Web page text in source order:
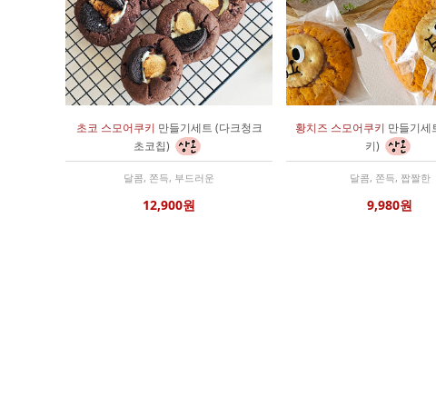
초코 스모어쿠키 만들기세트 (다크청크
초코칩)
달콤, 쫀득, 부드러운
12,900원
황치즈 스모어쿠키 만들기세
키)
달콤, 쫀득, 짭짤한
9,980원